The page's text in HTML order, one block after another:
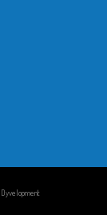
Dyvelopment